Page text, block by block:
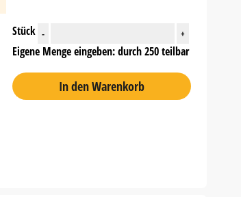
Stück - +
Eigene Menge eingeben: durch 250 teilbar
In den Warenkorb